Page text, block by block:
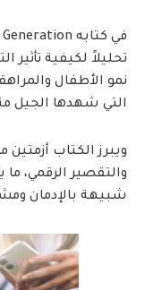
تحليلاً لكيفية تأثير
نمو الأطفال
التي شهدها الجيل منذ
ويبرز الكتاب أزمتين
والتقصير الرقمي،
شبيهة بالإدمان